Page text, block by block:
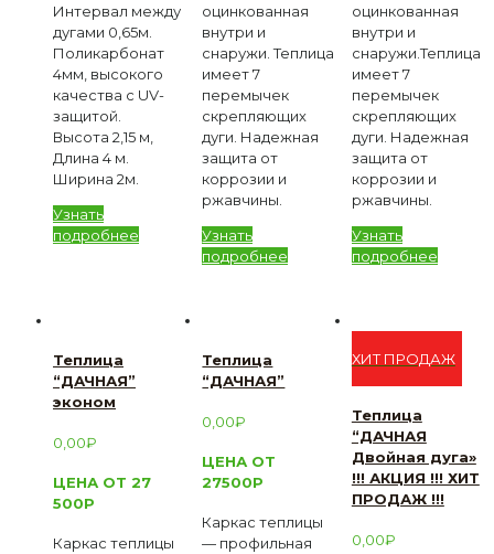
Интервал между
дугами 0,65м.
Поликарбонат
4мм, высокого
качества с UV-
защитой.
Высота 2,15 м,
Длина 4 м.
Ширина 2м.
Узнать
подробнее
оцинкованная
внутри и
снаружи. Теплица
имеет 7
перемычек
скрепляющих
дуги. Надежная
защита от
коррозии и
ржавчины.
Узнать
подробнее
оцинкованная
внутри и
снаружи.Теплица
имеет 7
перемычек
скрепляющих
дуги. Надежная
защита от
коррозии и
ржавчины.
Узнать
подробнее
Теплица
“ДАЧНАЯ”
эконом
0,00₽
ЦЕНА ОТ 27
500Р
Каркас теплицы
Теплица
“ДАЧНАЯ”
0,00₽
ЦЕНА ОТ
27500Р
Каркас теплицы
— профильная
ХИТ ПРОДАЖ
Теплица
“ДАЧНАЯ
Двойная дуга»
!!! АКЦИЯ !!! ХИТ
ПРОДАЖ !!!
0,00₽